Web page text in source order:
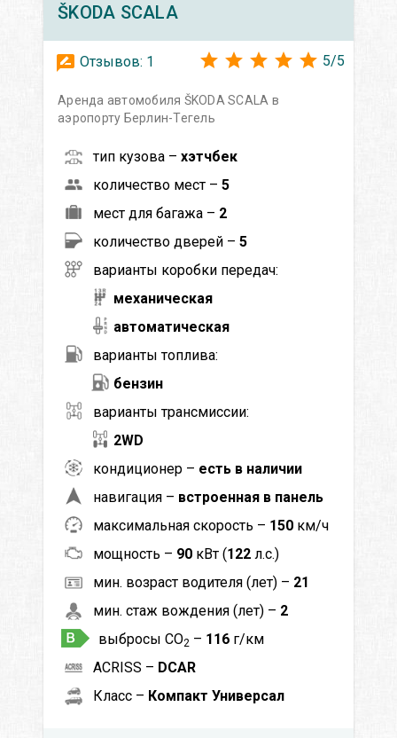
ŠKODA SCALA
Отзывов: 1 5/5
Аренда автомобиля ŠKODA SCALA в
аэропорту Берлин-Тегель
тип кузова – хэтчбек
количество мест – 5
мест для багажа – 2
количество дверей – 5
варианты коробки передач:
механическая
автоматическая
варианты топлива:
бензин
варианты трансмиссии:
2WD
кондиционер – есть в наличии
навигация – встроенная в панель
максимальная скорость – 150 км/ч
мощность – 90 кВт (122 л.с.)
мин. возраст водителя (лет) – 21
мин. стаж вождения (лет) – 2
выбросы CO2 – 116 г/км
ACRISS – DCAR
Класс – Компакт Универсал